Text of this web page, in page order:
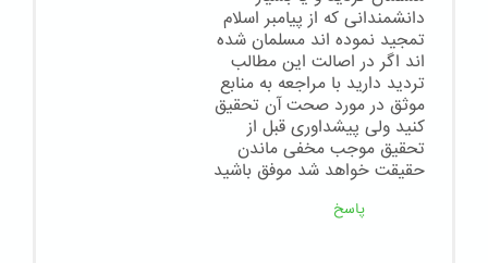
دانشمندانی که از پیامبر اسلام
تمجید نموده اند مسلمان شده
اند اگر در اصالت این مطالب
تردید دارید با مراجعه به منابع
موثق در مورد صحت آن تحقیق
کنید ولی پیشداوری قبل از
تحقیق موجب مخفی ماندن
حقیقت خواهد شد موفق باشید
پاسخ